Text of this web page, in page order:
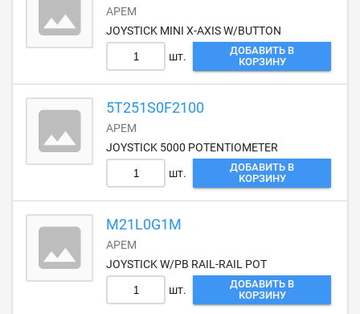
APEM
JOYSTICK MINI X-AXIS W/BUTTON
шт.
ДОБАВИТЬ В
КОРЗИНУ
5T251S0F2100
APEM
JOYSTICK 5000 POTENTIOMETER
шт.
ДОБАВИТЬ В
КОРЗИНУ
M21L0G1M
APEM
JOYSTICK W/PB RAIL-RAIL POT
шт.
ДОБАВИТЬ В
КОРЗИНУ